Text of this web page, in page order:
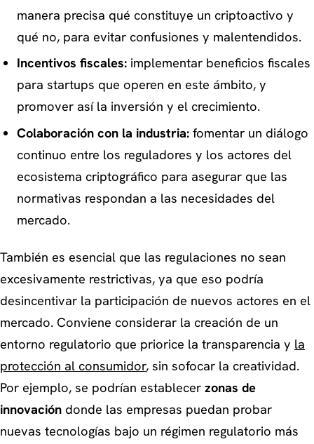
manera precisa qué constituye un criptoactivo y
qué no, para evitar confusiones y malentendidos.
Incentivos fiscales:implementar beneficios fiscales
para startups que operen en este ámbito, y
promover así la inversión y el crecimiento.
Colaboración con la industria:fomentar un diálogo
continuo entre los reguladores y los actores del
ecosistema criptográfico para asegurar que las
normativas respondan a las necesidades del
mercado.
También es esencial que las regulaciones no sean
excesivamente restrictivas, ya que eso podría
desincentivar la participación de nuevos actores en el
mercado. Conviene considerar la creación de un
entorno regulatorio que priorice la transparencia y la
protección al consumidor, sin sofocar la creatividad.
Por ejemplo, se podrían establecer zonas de
innovación donde las empresas puedan probar
nuevas tecnologías bajo un régimen regulatorio más